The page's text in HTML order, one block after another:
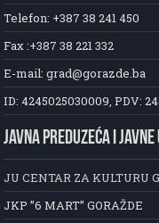
Telefon: +387 38 241 450
Fax :+387 38 221 332
E-mail: grad@gorazde.ba
ID: 4245025030009, PDV:
JAVNA PREDUZEĆA I
JU CENTAR ZA KULTURU
JKP ”6 MART” GORAŽDE